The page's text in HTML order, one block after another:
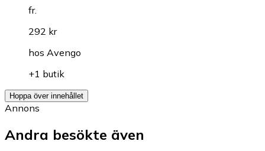
fr.
292 kr
hos Avengo
+1 butik
Hoppa över innehållet
Annons
Andra besökte även